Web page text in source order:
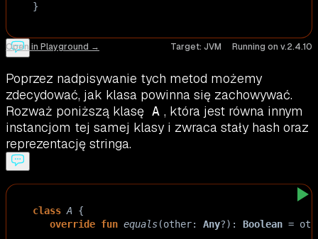
}
Open in Playground → Target: JVM Running on v.2.4.10
Poprzez nadpisywanie tych metod możemy
zdecydować, jak klasa powinna się zachowywać.
Rozważ poniższą klasę A , która jest równa innym
instancjom tej samej klasy i zwraca stały hash oraz
reprezentację stringa.
class A {
override fun equals(other: Any?): Boolean =